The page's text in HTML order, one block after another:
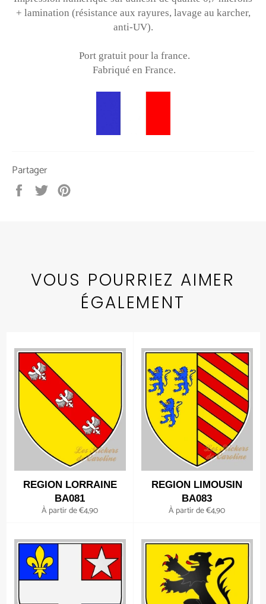
+ lamination (résistance aux rayures, lavage au karcher,
anti-UV).
Port gratuit pour la france.
Fabriqué en France.
Partager
PartagerTweeter
VOUS POURRIEZ AIMER
ÉGALEMENT
REGION LORRAINE
BA081
À partir de €4,90
REGION LIMOUSIN
BA083
À partir de €4,90